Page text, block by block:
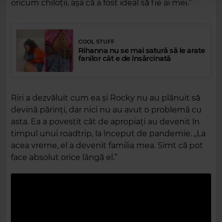
oricum chiloții, așa că a fost ideal să fie ai mei.”
COOL STUFF
Rihanna nu se mai satură să le arate
fanilor cât e de însărcinată
Riri a dezvăluit cum ea și Rocky nu au plănuit să
devină părinți, dar nici nu au avut o problemă cu
asta. Ea a povestit cât de apropiați au devenit în
timpul unui roadtrip, la început de pandemie. „La
acea vreme, el a devenit familia mea. Simt că pot
face absolut orice lângă el.”